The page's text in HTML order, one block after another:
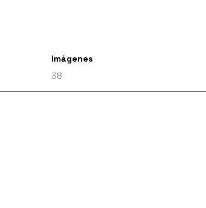
Imágenes
38